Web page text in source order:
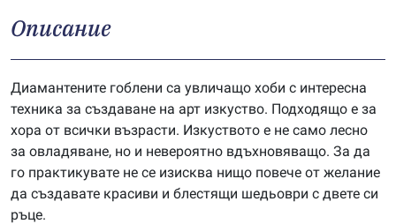
Описание
Диамантените гоблени са увличащо хоби с интересна
техника за създаване на арт изкуство. Подходящо е за
хора от всички възрасти. Изкуството е не само лесно
за овладяване, но и невероятно вдъхновяващо. За да
го практикувате не се изисква нищо повече от желание
да създавате красиви и блестящи шедьоври с двете си
ръце.